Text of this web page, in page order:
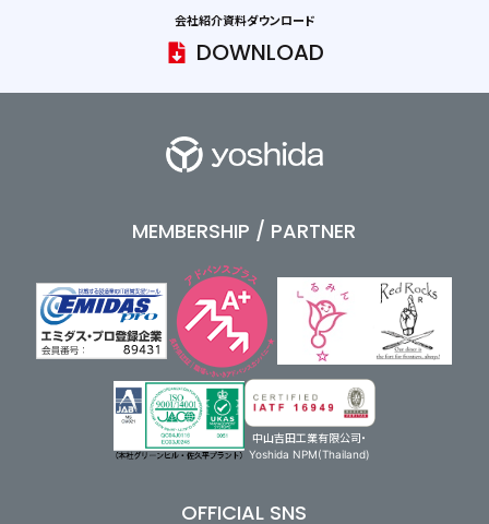
会社紹介資料ダウンロード
DOWNLOAD
MEMBERSHIP / PARTNER
中山吉田工業有限公司・
Yoshida NPM(Thailand)
OFFICIAL SNS